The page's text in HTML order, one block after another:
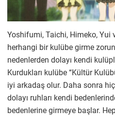
Yoshifumi, Taichi, Himeko, Yui
herhangi bir kulübe girme
nedenlerden dolayı kendi
Kurdukları kulübe “Kültür
iyi arkadaş olur. Daha sonra
dolayı ruhları kendi
bedenlerine girmeye başlar.